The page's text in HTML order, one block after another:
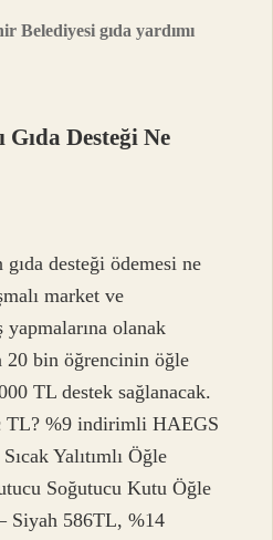
Belediyesi gıda yardımı
Gıda Desteği Ne
desteği ödemesi ne
market ve
yapmalarına olanak
20 bin öğrencinin öğle
TL destek sağlanacak.
TL? %9 indirimli HAEGS
Yalıtımlı Öğle
Soğutucu Kutu Öğle
Siyah 586TL, %14